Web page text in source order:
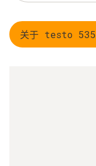
关于 testo 535